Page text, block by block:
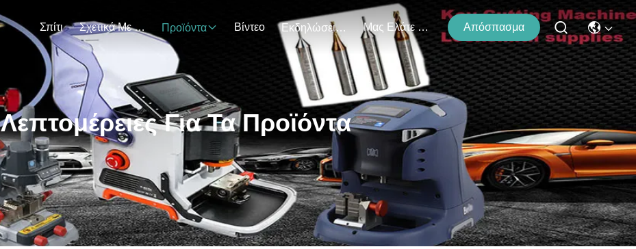
Σπίτι Σχετικά Με Εμάς Προϊόντα Βίντεο Εκδηλώσεις Μας Ελάτε Σε Επαφή Με Απόσπασμα
Λεπτομέρειες Για Τα Προϊόντα